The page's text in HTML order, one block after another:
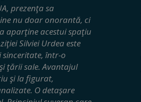
prezenţa sa
nu doar onorantă, ci
aparţine acestui spaţiu
Silviei Urdea este
într-o
ţării sale. Avantajul
şi la figurat,
O detaşare